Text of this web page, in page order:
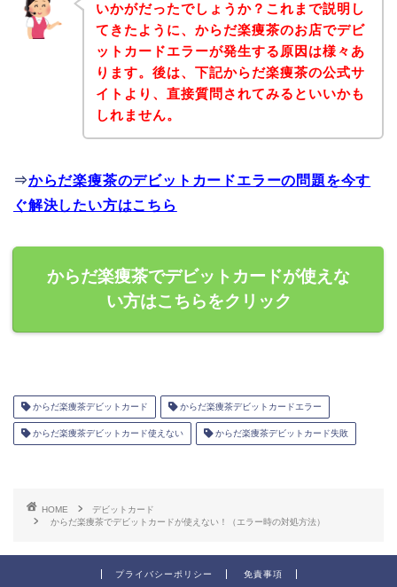
いかがだったでしょうか？これまで説明し
てきたように、からだ楽痩茶のお店でデビ
ットカードエラーが発生する原因は様々あ
ります。後は、下記からだ楽痩茶の公式サ
イトより、直接質問されてみるといいかも
しれません。
⇒からだ楽痩茶のデビットカードエラーの問題を今す
ぐ解決したい方はこちら
からだ楽痩茶でデビットカードが使えな
い方はこちらをクリック
からだ楽痩茶デビットカード からだ楽痩茶デビットカードエラー
からだ楽痩茶デビットカード使えない からだ楽痩茶デビットカード失敗
HOME
デビットカード
からだ楽痩茶でデビットカードが使えない！（エラー時の対処方法）
プライバシーポリシー 免責事項